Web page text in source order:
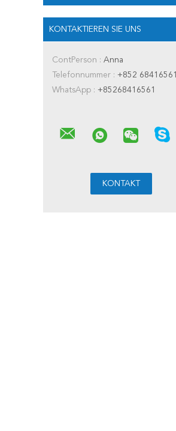
KONTAKTIEREN SIE UNS
ContPerson : Anna
Telefonnummer : +852 68416561
WhatsApp : +85268416561